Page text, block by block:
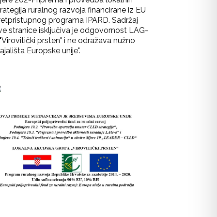
ruralnog razvoja financirane iz EU
programa IPARD. Sadržaj
stranice isključiva je odgovornost LAG-
prsten" i ne odražava nužno
Europske unije".